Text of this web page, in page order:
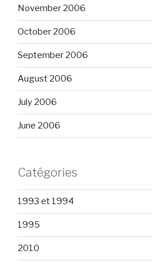
November 2006
October 2006
September 2006
August 2006
July 2006
June 2006
Catégories
1993 et 1994
1995
2010